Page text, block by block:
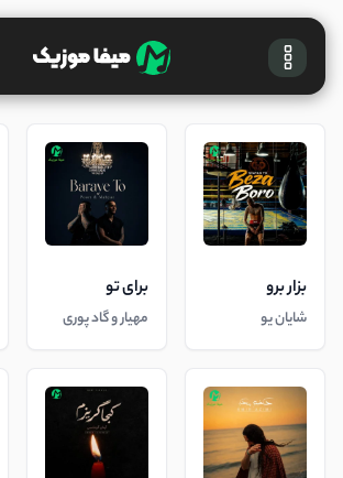
بزار برو
شایان یو
برای تو
مهیار و گاد پوری